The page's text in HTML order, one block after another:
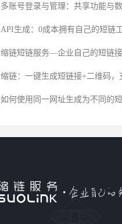
多账号登录与管理：共享功能与
API生成：0成本拥有自己的短链
缩链短链服务—企业自己的短链
缩链：一键生成短链接+二维码
如何使用同一网址生成为不同的